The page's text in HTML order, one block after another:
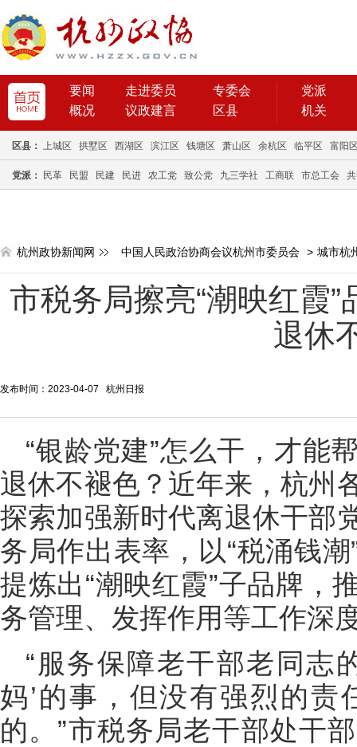
要闻 走进委员
专委会
概况
议政建言 区县
党派
机关
区县： 上城区 拱墅区 西湖区 滨江区 钱塘区 萧山区 余杭区 临平区 富阳
党派： 民革 民盟 民建 民进 农工党 致公党 九三学社 工商联 市总工会
杭州政协新闻网 中国人民政治协商会议杭州市委员会 > 城市杭
市税务局擦亮“潮映红霞
退休
发布时间：2023-04-07 杭州日报
“银龄党建”怎么干，才能
退休不褪色？近年来，杭州
探索加强新时代离退休干部
务局作出表率，以“税涌钱
提炼出“潮映红霞”子品牌，
务管理、发挥作用等工作深
“服务保障老干部老同志
妈’的事，但没有强烈的
的。”市税务局老干部处干